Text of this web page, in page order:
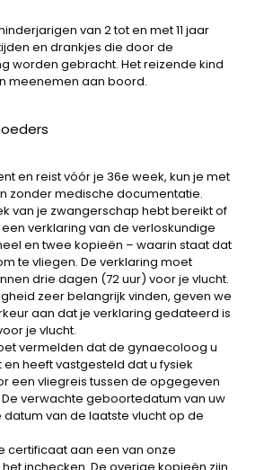
van 2 tot en met 11 jaar
en drankjes die door de
worden gebracht. Het reizende kind
meenemen aan boord.
en reist vóór je 36e week, kun je met
zonder medische documentatie.
van je zwangerschap hebt bereikt of
verklaring van de verloskundige
en twee kopieën – waarin staat dat
te vliegen. De verklaring moet
drie dagen (72 uur) voor je vlucht.
zeer belangrijk vinden, geven we
aan dat je verklaring gedateerd is
je vlucht.
vermelden dat de gynaecoloog u
heeft vastgesteld dat u fysiek
een vliegreis tussen de opgegeven
verwachte geboortedatum van uw
van de laatste vlucht op de
certificaat aan een van onze